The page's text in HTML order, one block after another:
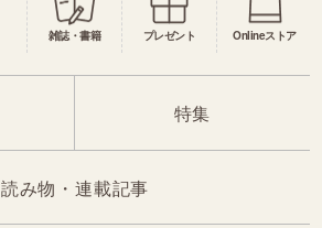
雑誌・書籍 プレゼント Onlineストア
特集
読み物・連載記事